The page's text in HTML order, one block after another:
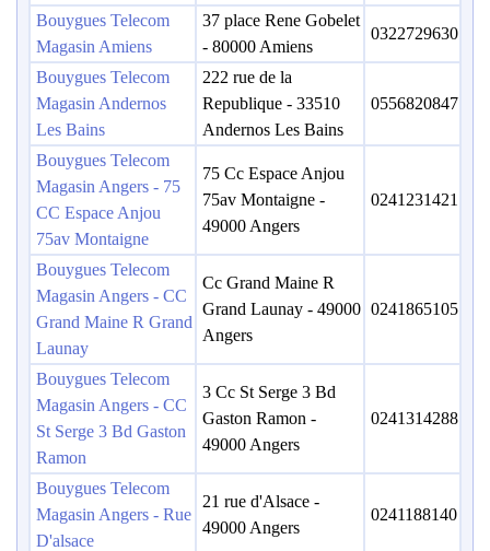
Bouygues Telecom
Magasin Amiens
37 place Rene Gobelet
- 80000 Amiens
0322729630
Bouygues Telecom
Magasin Andernos
Les Bains
222 rue de la
Republique - 33510
Andernos Les Bains
0556820847
Bouygues Telecom
Magasin Angers - 75
CC Espace Anjou
75av Montaigne
75 Cc Espace Anjou
75av Montaigne -
49000 Angers
0241231421
Bouygues Telecom
Magasin Angers - CC
Grand Maine R Grand
Launay
Cc Grand Maine R
Grand Launay - 49000
Angers
0241865105
Bouygues Telecom
Magasin Angers - CC
St Serge 3 Bd Gaston
Ramon
3 Cc St Serge 3 Bd
Gaston Ramon -
49000 Angers
0241314288
Bouygues Telecom
Magasin Angers - Rue
D'alsace
21 rue d'Alsace -
49000 Angers
0241188140